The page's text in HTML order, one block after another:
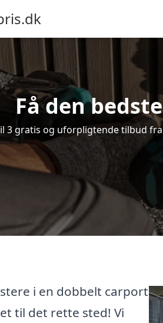
Få den
3 gratis og uforpligtende tilbud
i en dobbelt carport
til det rette sted! Vi